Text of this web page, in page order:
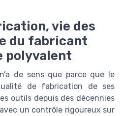
vie des
du fabricant
polyvalent
de sens que parce que le
de fabrication de ses
outils depuis des décennies
un contrôle rigoureux sur